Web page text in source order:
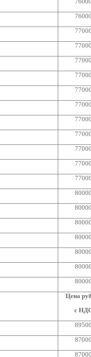
76000
77000
77000
77000
77000
77000
77000
77000
77000
77000
77000
77000
80000
80000
80000
80000
80000
80000
80000
Цена
с
89500
87000
87000